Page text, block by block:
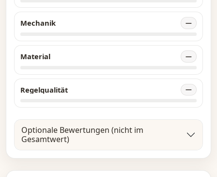
Mechanik —
Material —
Regelqualität —
Optionale Bewertungen (nicht im
Gesamtwert)